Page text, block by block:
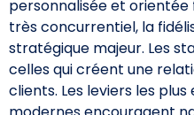
personnalisée et
très concurrentiel, la
stratégique majeur. Les
celles qui créent une
clients. Les leviers les